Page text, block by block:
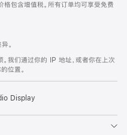
格包含增值税。所有订单均可享受免费
。
我们通过你的 IP 地址，或者你在上次
位置。
Display